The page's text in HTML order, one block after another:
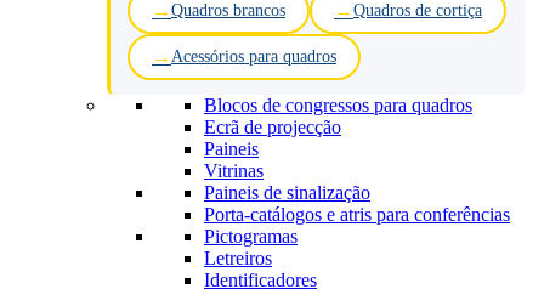
Quadros brancos Quadros de cortiça
Acessórios para quadros
Blocos de congressos para quadros
Ecrã de projecção
Paineis
Vitrinas
Paineis de sinalização
Porta-catálogos e atris para conferências
Pictogramas
Letreiros
Identificadores